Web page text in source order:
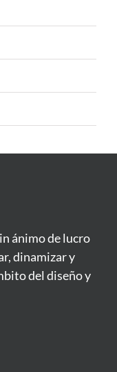
ánimo de lucro
dinamizar y
del diseño y